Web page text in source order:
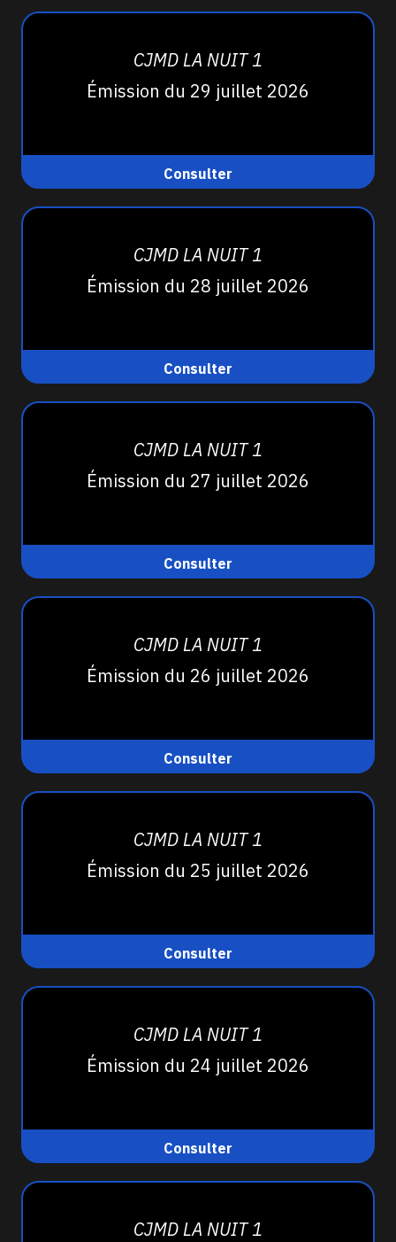
CJMD LA NUIT 1
Émission du 29 juillet 2026
Consulter
CJMD LA NUIT 1
Émission du 28 juillet 2026
Consulter
CJMD LA NUIT 1
Émission du 27 juillet 2026
Consulter
CJMD LA NUIT 1
Émission du 26 juillet 2026
Consulter
CJMD LA NUIT 1
Émission du 25 juillet 2026
Consulter
CJMD LA NUIT 1
Émission du 24 juillet 2026
Consulter
CJMD LA NUIT 1